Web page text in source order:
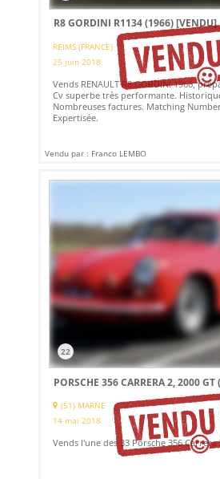
R8 GORDINI R1134 (1966)[VENDU]
REIMS (FRANCE)
25 juin 2018
Vends RENAULT R8 GORDINI 1966,
Cv superbe très performante.
Nombreuses factures. Matching
Expertisée.
Vendu par : Franco LEMBO
22
PORSCHE 356 CARRERA 2, 2000 GT
(51) MARNE
14 mai 2018
Vends l'une des 33 Porsche 356 Carrera